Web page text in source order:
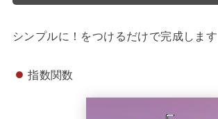
シンプルに！をつけるだけで完成します
指数関数